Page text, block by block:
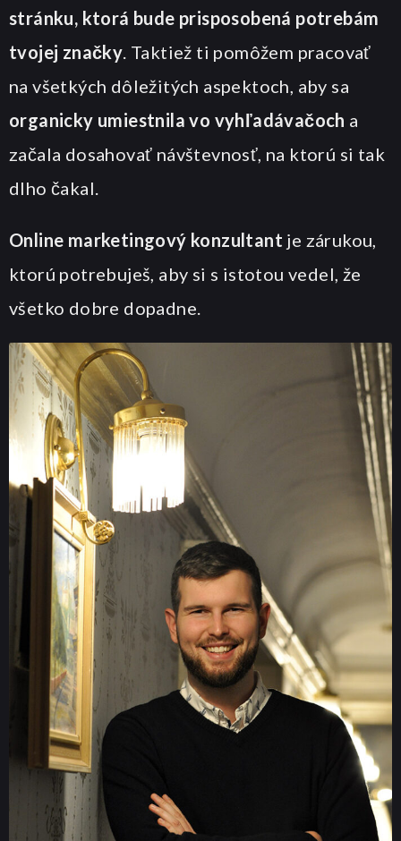
stránku, ktorá bude prisposobená potrebám
tvojej značky. Taktiež ti pomôžem pracovať
na všetkých dôležitých aspektoch, aby sa
organicky umiestnila vo vyhľadávačoch a
začala dosahovať návštevnosť, na ktorú si tak
dlho čakal.
Online marketingový konzultant je zárukou,
ktorú potrebuješ, aby si s istotou vedel, že
všetko dobre dopadne.